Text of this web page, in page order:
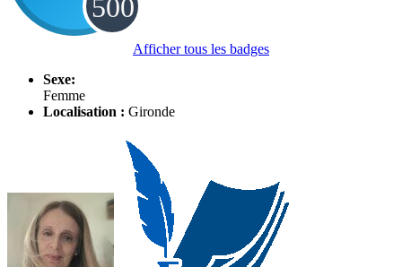
Afficher tous les badges
Sexe:
Femme
Localisation : Gironde